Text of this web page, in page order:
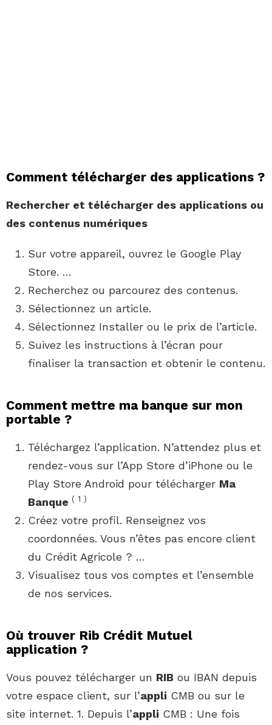
Comment télécharger des applications ?
Rechercher et télécharger des applications ou
des contenus numériques
Sur votre appareil, ouvrez le Google Play
Store. …
Recherchez ou parcourez des contenus.
Sélectionnez un article.
Sélectionnez Installer ou le prix de l’article.
Suivez les instructions à l’écran pour
finaliser la transaction et obtenir le contenu.
Comment mettre ma banque sur mon
portable ?
Téléchargez l’application. N’attendez plus et
rendez-vous sur l’App Store d’iPhone ou le
Play Store Android pour télécharger Ma
Banque ( 1 )
Créez votre profil. Renseignez vos
coordonnées. Vous n’êtes pas encore client
du Crédit Agricole ? …
Visualisez tous vos comptes et l’ensemble
de nos services.
Où trouver Rib Crédit Mutuel
application ?
Vous pouvez télécharger un RIB ou IBAN depuis
votre espace client, sur l’appli CMB ou sur le
site internet. 1. Depuis l’appli CMB : Une fois